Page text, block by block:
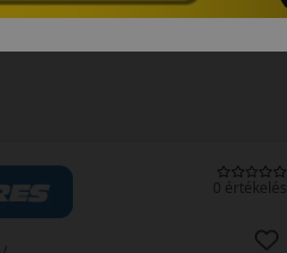
0 értékelés